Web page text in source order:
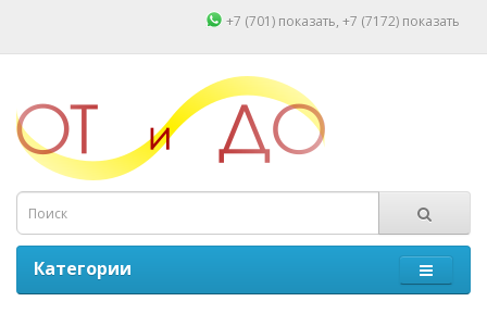
+7 (701) показать, +7 (7172) показать
Категории